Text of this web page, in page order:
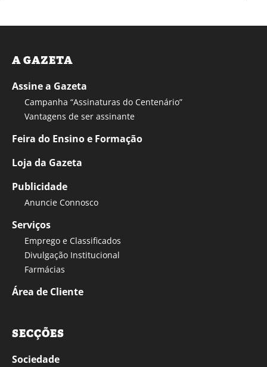
A GAZETA
Assine a Gazeta
Campanha “Assinaturas do Centenário”
Vantagens de ser assinante
Feira do Ensino e Formação
Loja da Gazeta
Publicidade
Anuncie Connosco
Serviços
Emprego e Classificados
Divulgação Institucional
Farmácias
Área de Cliente
SECÇÕES
Sociedade